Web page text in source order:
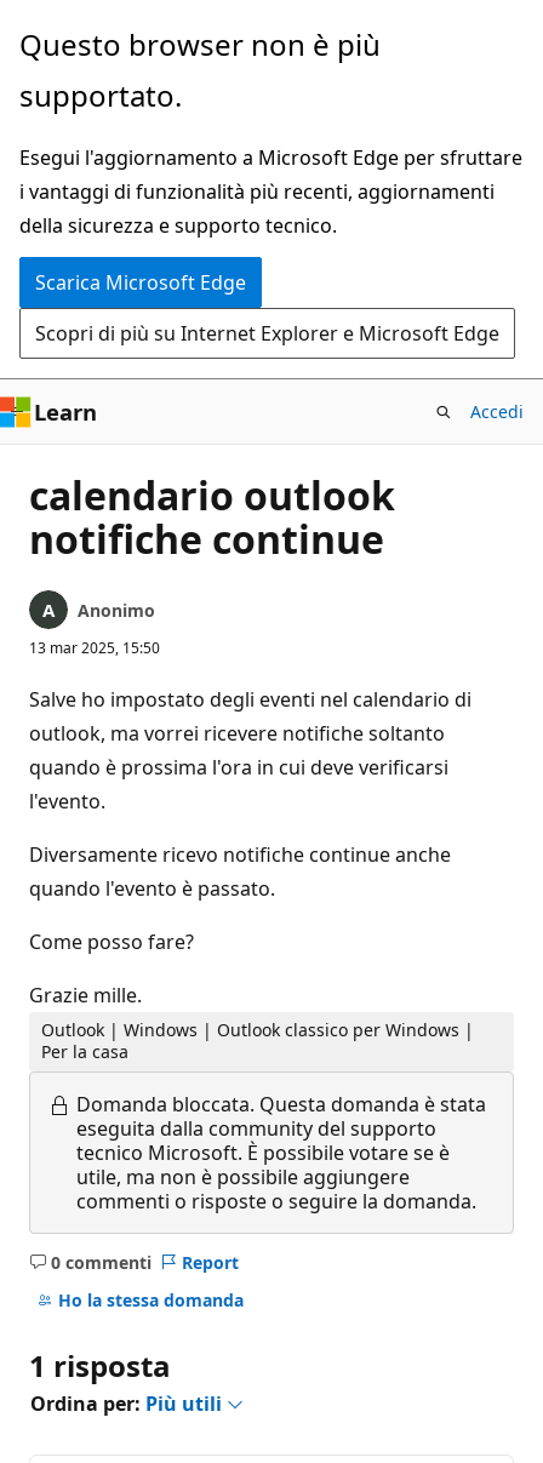
Ignora
passa
contenuto
principale
Questo browser non è più
supportato.
Esegui l'aggiornamento a Microsoft Edge per sfruttare
i vantaggi di funzionalità più recenti, aggiornamenti
della sicurezza e supporto tecnico.
Scarica Microsoft Edge
Scopri di più su Internet Explorer e Microsoft Edge
Learn Accedi
calendario outlook
notifiche continue
Anonimo
13 mar 2025, 15:50
Salve ho impostato degli eventi nel calendario di
outlook, ma vorrei ricevere notifiche soltanto
quando è prossima l'ora in cui deve verificarsi
l'evento.
Diversamente ricevo notifiche continue anche
quando l'evento è passato.
Come posso fare?
Grazie mille.
Outlook | Windows | Outlook classico per Windows |
Per la casa
Domanda bloccata. Questa domanda è stata
eseguita dalla community del supporto
tecnico Microsoft. È possibile votare se è
utile, ma non è possibile aggiungere
commenti o risposte o seguire la domanda.
0 commenti
Nessun
commento
Report
Ho la stessa domanda
1 risposta
Ordina per: Più utili